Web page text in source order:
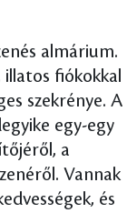
almárium.
fiókokkal
szekrénye. A
egy-egy
a
Vannak
és